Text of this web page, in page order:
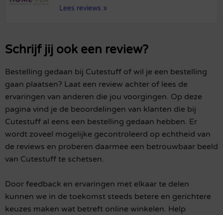
Lees reviews »
Schrijf jij ook een review?
Bestelling gedaan bij Cutestuff of wil je een bestelling
gaan plaatsen? Laat een review achter of lees de
ervaringen van anderen die jou voorgingen. Op deze
pagina vind je de beoordelingen van klanten die bij
Cutestuff al eens een bestelling gedaan hebben. Er
wordt zoveel mogelijke gecontroleerd op echtheid van
de reviews en proberen daarmee een betrouwbaar beeld
van Cutestuff te schetsen.
Door feedback en ervaringen met elkaar te delen
kunnen we in de toekomst steeds betere en gerichtere
keuzes maken wat betreft online winkelen. Help